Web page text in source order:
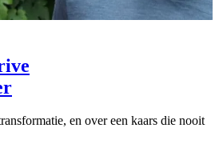
en over een kaars die nooit